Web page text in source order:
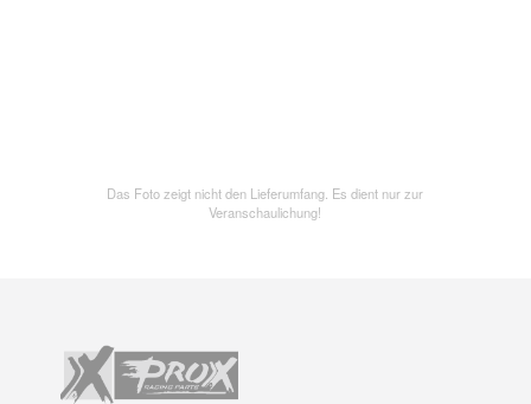
Das Foto zeigt nicht den Lieferumfang. Es dient nur zur
Veranschaulichung!